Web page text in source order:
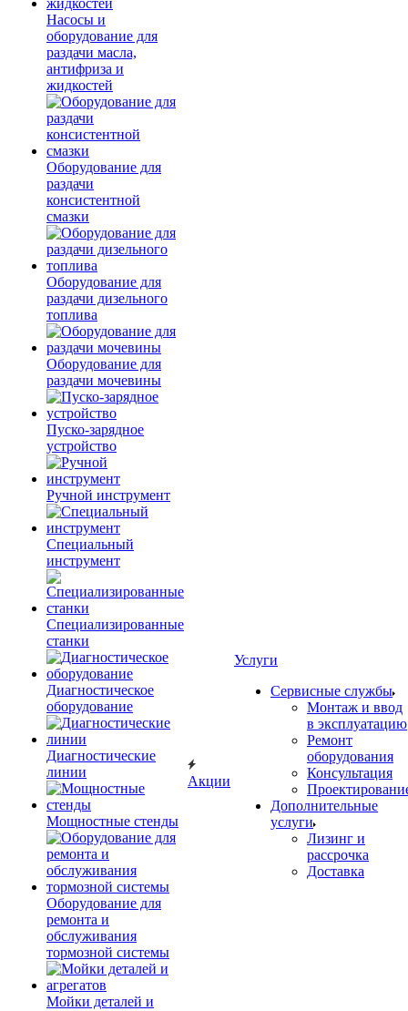
Насосы и
оборудование для
раздачи масла,
антифриза и
жидкостей
Оборудование для
раздачи
консистентной
смазки
Оборудование для
раздачи дизельного
топлива
Оборудование для
раздачи мочевины
Пуско-зарядное
устройство
Ручной инструмент
Специальный
инструмент
Специализированные
станки
Диагностическое
оборудование
Диагностические
линии
Мощностные стенды
Оборудование для
ремонта и
обслуживания
тормозной системы
Мойки деталей и
Акции
Услуги
Сервисные службы
Монтаж и ввод
в эксплуатацию
Ремонт
оборудования
Консультация
Дополнительные
услуги
Лизинг и
рассрочка
Доставка